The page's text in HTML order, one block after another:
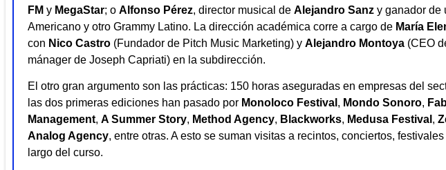
FM y MegaStar; o Alfonso Pérez, director musical de Alejandro Sanz y ganador de
Americano y otro Grammy Latino. La dirección académica corre a cargo de María
con Nico Castro (Fundador de Pitch Music Marketing) y Alejandro Montoya (CEO
mánager de Joseph Capriati) en la subdirección.
El otro gran argumento son las prácticas: 150 horas aseguradas en empresas del
las dos primeras ediciones han pasado por Monoloco Festival , Mondo Sonoro,
Management, A Summer Story, Method Agency, Blackworks, Medusa Festival ,
Analog Agency, entre otras. A esto se suman visitas a recintos, conciertos,
largo del curso.